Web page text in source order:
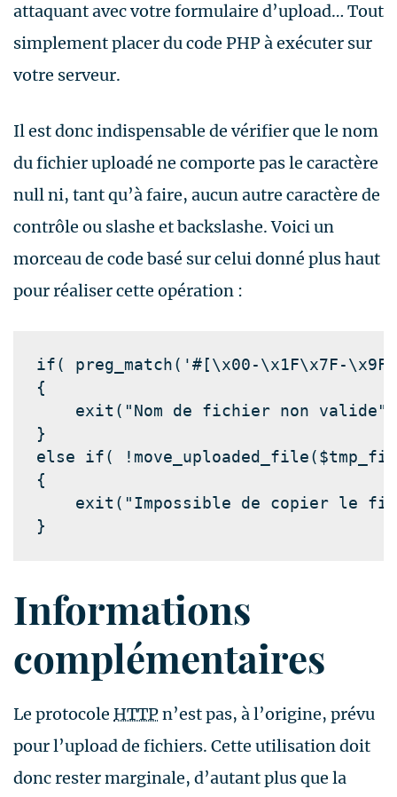
attaquant avec votre formulaire d’upload… Tout
simplement placer du code PHP à exécuter sur
votre serveur.
Il est donc indispensable de vérifier que le nom
du fichier uploadé ne comporte pas le caractère
null ni, tant qu’à faire, aucun autre caractère de
contrôle ou slashe et backslashe. Voici un
morceau de code basé sur celui donné plus haut
pour réaliser cette opération :
if( preg_match( '#[\x00-\x1F\x7F-
{
    exit(
"Nom de fichier non valide"
}
else if( ! move_uploaded_file(
{
    exit(
"Impossible de copier le
}
Informations
complémentaires
Le protocole HTTPn’est pas, à l’origine, prévu
pour l’upload de fichiers. Cette utilisation doit
donc rester marginale, d’autant plus que la